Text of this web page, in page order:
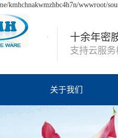
kmhchnakwmzhbc4h7n/wwwroot/
十余年密
支持云服
关于我们